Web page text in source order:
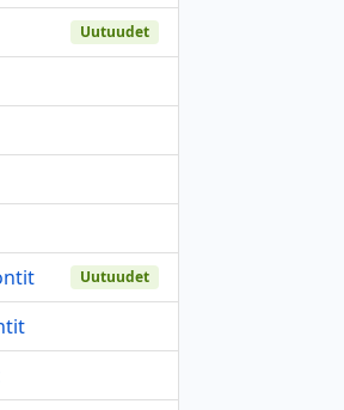
Uutuudet
Uutuudet